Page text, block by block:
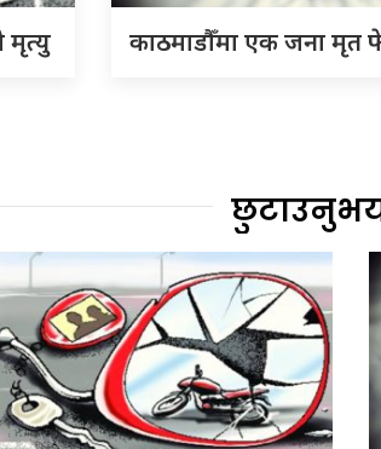
मृत्यु काठमाडौँमा एक जना मृत